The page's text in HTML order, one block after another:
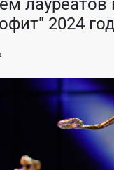
лауреатов
2024